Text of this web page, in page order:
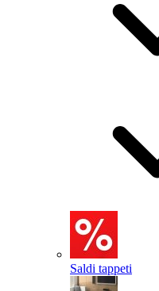
Saldi tappeti